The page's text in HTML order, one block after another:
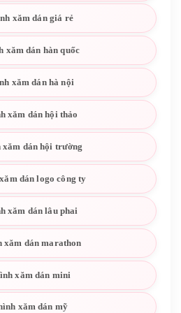
xăm dán giá rẻ
xăm dán hàn quốc
xăm dán hà nội
xăm dán hội thảo
xăm dán hội trường
dán logo công ty
xăm dán lâu phai
xăm dán marathon
xăm dán mini
xăm dán mỹ